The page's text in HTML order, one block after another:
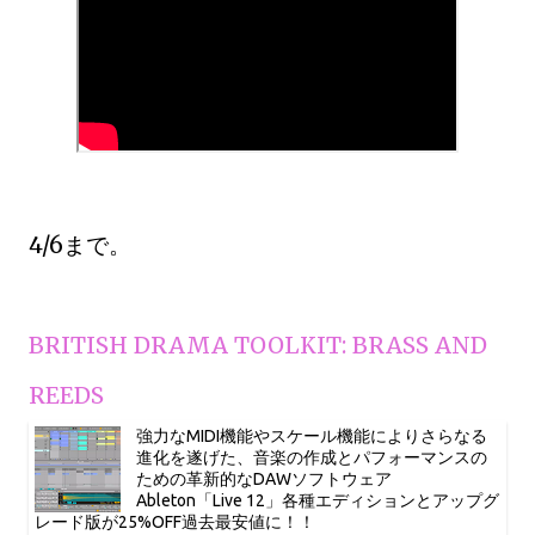
4/6まで。
BRITISH DRAMA TOOLKIT: BRASS AND
REEDS
強力なMIDI機能やスケール機能によりさらなる
進化を遂げた、音楽の作成とパフォーマンスの
ための革新的なDAWソフトウェア
Ableton「Live 12」各種エディションとアップグ
レード版が25%OFF過去最安値に！！